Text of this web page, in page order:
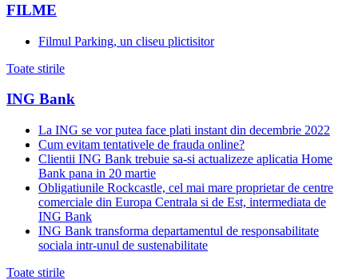
FILME
Filmul Parking, un cliseu plictisitor
Toate stirile
ING Bank
La ING se vor putea face plati instant din decembrie 2022
Cum evitam tentativele de frauda online?
Clientii ING Bank trebuie sa-si actualizeze aplicatia Home
Bank pana in 20 martie
Obligatiunile Rockcastle, cel mai mare proprietar de centre
comerciale din Europa Centrala si de Est, intermediata de
ING Bank
ING Bank transforma departamentul de responsabilitate
sociala intr-unul de sustenabilitate
Toate stirile